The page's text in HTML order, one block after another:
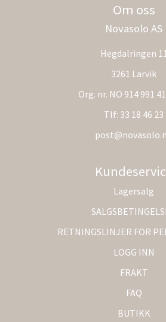
Om oss
Novasolo AS
Hegdalringen 11
3261 Larvik
Org. nr. NO 914 991
Tlf: 33 18 46 23
Lagersalg
RETNINGSLINJER FOR
LOGG INN
FRAKT
FAQ
BUTIKK